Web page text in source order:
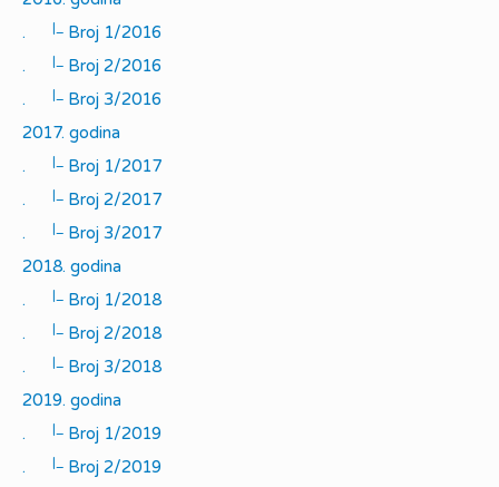
.
|_
Broj 1/2016
.
|_
Broj 2/2016
.
|_
Broj 3/2016
2017. godina
.
|_
Broj 1/2017
.
|_
Broj 2/2017
.
|_
Broj 3/2017
2018. godina
.
|_
Broj 1/2018
.
|_
Broj 2/2018
.
|_
Broj 3/2018
2019. godina
.
|_
Broj 1/2019
.
|_
Broj 2/2019